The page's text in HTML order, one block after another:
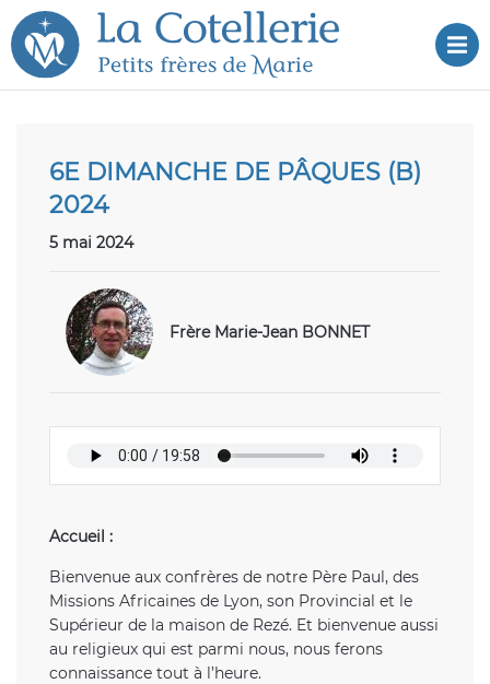
Aller
au
menu
Aller au
contenu
6E DIMANCHE DE PÂQUES (B)
2024
5 mai 2024
Frère Marie-Jean BONNET
Accueil :
Bienvenue aux confrères de notre Père Paul, des
Missions Africaines de Lyon, son Provincial et le
Supérieur de la maison de Rezé. Et bienvenue aussi
au religieux qui est parmi nous, nous ferons
connaissance tout à l’heure.